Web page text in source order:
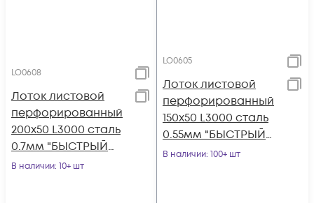
LO0608
Лоток листовой
перфорированный
200х50 L3000 сталь
0.7мм "БЫСТРЫЙ
МОНТАЖ" LP50-200-
В наличии: 10+ шт
LO0605
Лоток листовой
перфорированный
150х50 L3000 сталь
0.55мм "БЫСТРЫЙ
МОНТАЖ" LP50-150-
В наличии: 100+ шт